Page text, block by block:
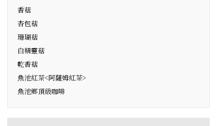
香菇
杏包菇
珊瑚菇
白精靈菇
乾香菇
魚池紅茶<阿薩姆紅茶>
魚池鄉頂級咖啡